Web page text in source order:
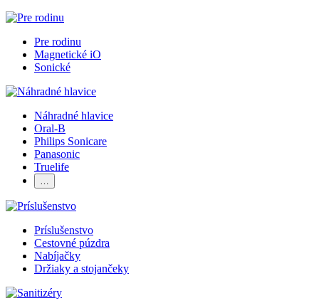
Pre rodinu
Magnetické iO
Sonické
Náhradné hlavice
Oral-B
Philips Sonicare
Panasonic
Truelife
…
Príslušenstvo
Cestovné púzdra
Nabíjačky
Držiaky a stojančeky